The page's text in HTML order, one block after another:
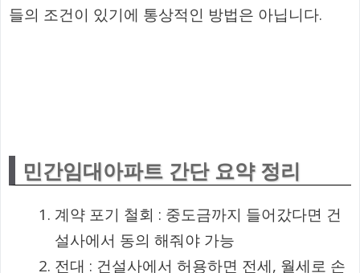
들의 조건이 있기에 통상적인 방법은 아닙니다.
민간임대아파트 간단 요약 정리
계약 포기 철회 : 중도금까지 들어갔다면 건
설사에서 동의 해줘야 가능
전대 : 건설사에서 허용하면 전세, 월세로 손